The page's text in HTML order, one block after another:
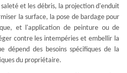
et les débris, la projection d'enduit
la surface, la pose de bardage pour
et l'application de peinture ou de
contre les intempéries et embellir la
dépend des besoins spécifiques de la
du propriétaire.